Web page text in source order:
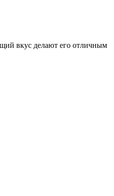
вкус делают его отличным